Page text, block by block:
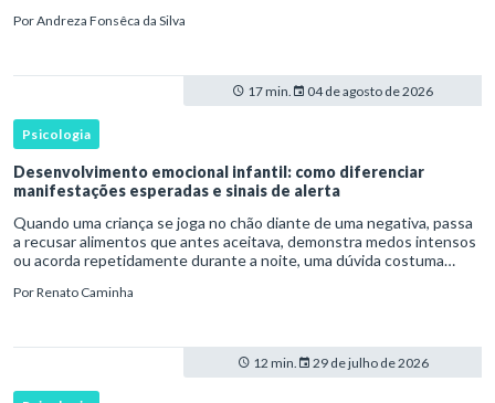
PorAndreza Fonsêca da Silva
17 min. 04 de agosto de 2026
Psicologia
Desenvolvimento emocional infantil: como diferenciar
manifestações esperadas e sinais de alerta
Quando uma criança se joga no chão diante de uma negativa, passa
a recusar alimentos que antes aceitava, demonstra medos intensos
ou acorda repetidamente durante a noite, uma dúvida costuma
PorRenato Caminha
12 min. 29 de julho de 2026